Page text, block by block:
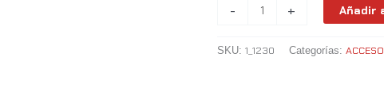
- + Añadir
SKU: 1_1230 Categorías: